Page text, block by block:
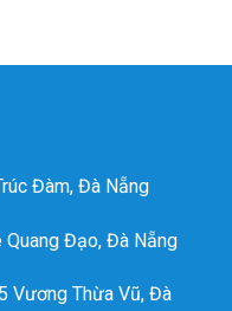
Đàm, Đà Nẵng
Quang Đạo, Đà Nẵng
Vương Thừa Vũ, Đà